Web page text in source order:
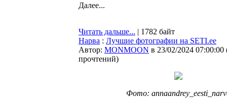
Далее...
Читать дальше... | 1782 байт
Нарва : Лучшие фотографии на SETI.ee
Автор: MONMOON в 23/02/2024 07:00:00
прочтений)
Фото: